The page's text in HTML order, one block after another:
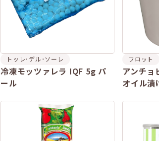
トッレ･デル･ソーレ
冷凍モッツァレラ IQF 5g パ
ール
フロット
アンチョ
オイル漬